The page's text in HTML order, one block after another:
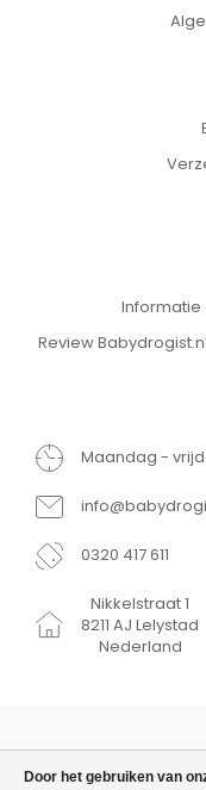
Door het gebruiken van
Informatie
Review
Maandag -
0320 417 611
Nikkelstraat 1
8211 AJ Lelystad
Nederland